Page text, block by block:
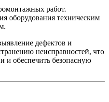
работ.
оборудования техническим
дефектов и
неисправностей, что
и обеспечить безопасную